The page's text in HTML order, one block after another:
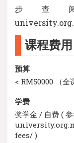
步查阅:
课程费用
预算
< RM50000 （全
学费
奖学金 / 自费 (
fees/ )